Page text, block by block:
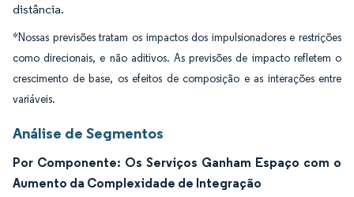
distância.
*Nossas previsões tratam os impactos dos impulsionadores e restrições
como direcionais, e não aditivos. As previsões de impacto refletem o
crescimento de base, os efeitos de composição e as interações entre
variáveis.
Análise de Segmentos
Por Componente: Os Serviços Ganham Espaço com o
Aumento da Complexidade de Integração